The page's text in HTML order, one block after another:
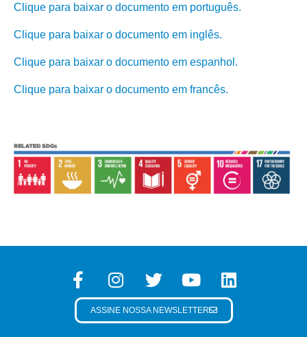
Clique para baixar o documento em português.
Clique para baixar o documento em inglês.
Clique para baixar o documento em espanhol.
Clique para baixar o documento em francês.
ASSINE NOSSA NEWSLETTER